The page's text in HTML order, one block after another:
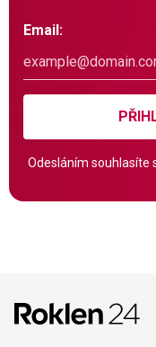
Email:
Odesláním souhlasíte